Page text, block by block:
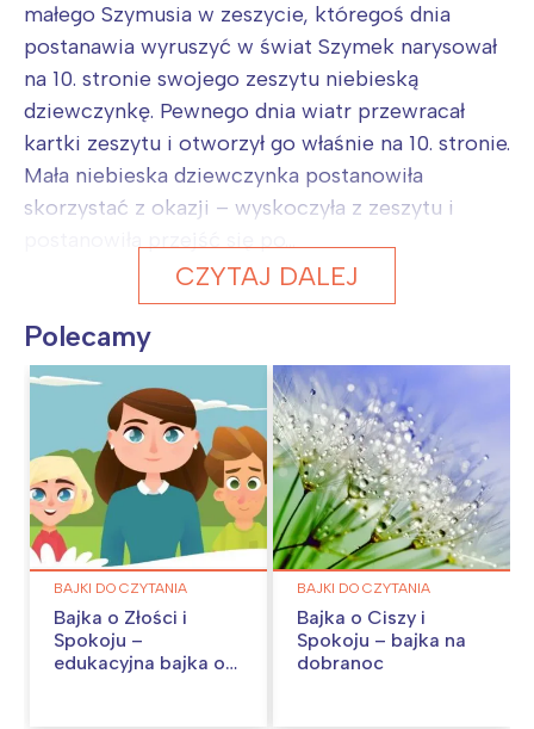
małego Szymusia w zeszycie, któregoś dnia
postanawia wyruszyć w świat Szymek narysował
na 10. stronie swojego zeszytu niebieską
dziewczynkę. Pewnego dnia wiatr przewracał
kartki zeszytu i otworzył go właśnie na 10. stronie.
Mała niebieska dziewczynka postanowiła
skorzystać z okazji – wyskoczyła z zeszytu i
CZYTAJ DALEJ
Polecamy
BAJKI DO CZYTANIA
Bajka o Złości i
Spokoju –
edukacyjna bajka o
BAJKI DO CZYTANIA
Bajka o Ciszy i
Spokoju – bajka na
dobranoc